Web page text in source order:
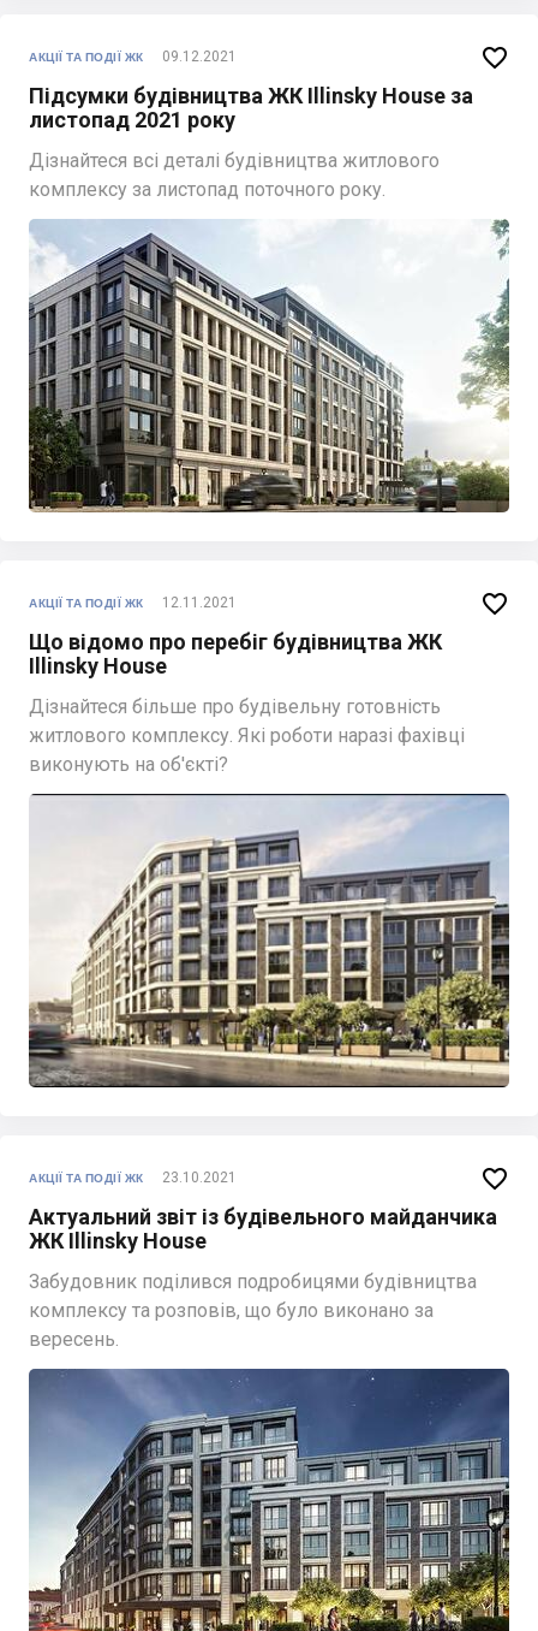
АКЦІЇ ТА ПОДІЇ ЖК 09.12.2021
Підсумки будівництва ЖК Illinsky House за
листопад 2021 року
Дізнайтеся всі деталі будівництва житлового
комплексу за листопад поточного року.

АКЦІЇ ТА ПОДІЇ ЖК 12.11.2021
Що відомо про перебіг будівництва ЖК
Illinsky House
Дізнайтеся більше про будівельну готовність
житлового комплексу. Які роботи наразі фахівці
виконують на об'єкті?

АКЦІЇ ТА ПОДІЇ ЖК 23.10.2021
Актуальний звіт із будівельного майданчика
ЖК Illinsky House
Забудовник поділився подробицями будівництва
комплексу та розповів, що було виконано за
вересень.
